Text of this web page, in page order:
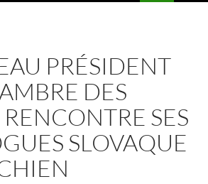
PRÉSIDENT
DES
SES
SLOVAQUE